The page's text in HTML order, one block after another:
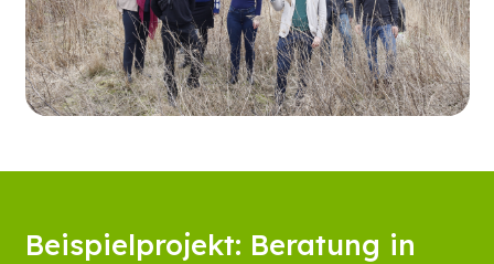
Beispielprojekt: Beratung in